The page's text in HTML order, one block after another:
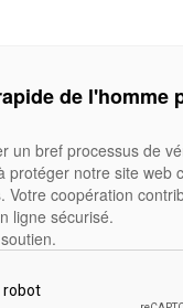
de l'homme
un bref processus de
protéger notre site web
Votre coopération
ligne sécurisé.